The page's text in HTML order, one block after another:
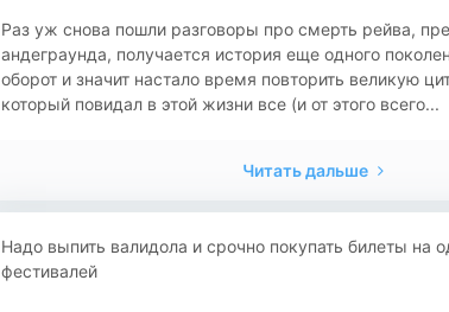
Раз уж снова пошли разговоры про смерть рейва,
андеграунда, получается история еще одного
оборот и значит настало время повторить великую
который повидал в этой жизни все (и от этого всего...
Читать дальше
Надо выпить валидола и срочно покупать билеты на
фестивалей